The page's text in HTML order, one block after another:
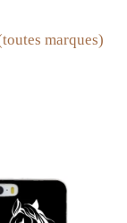
marques)